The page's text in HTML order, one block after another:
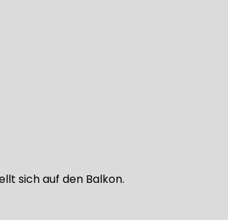
sich auf den Balkon.